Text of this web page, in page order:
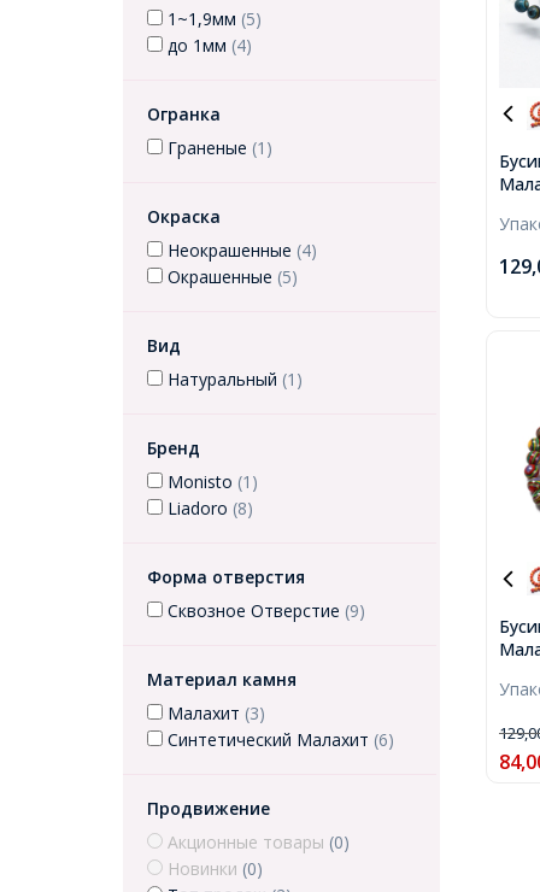
1~1,9мм (5)
до 1мм (4)
Огранка
Граненые (1)
Окраска
Неокрашенные (4)
Окрашенные (5)
Вид
Натуральный (1)
Бренд
Monisto (1)
Liadoro (8)
Форма отверстия
Сквозное Отверстие (9)
Материал камня
Малахит (3)
Синтетический Малахит (6)
Продвижение
Акционные товары (0)
Новинки (0)
8мм,